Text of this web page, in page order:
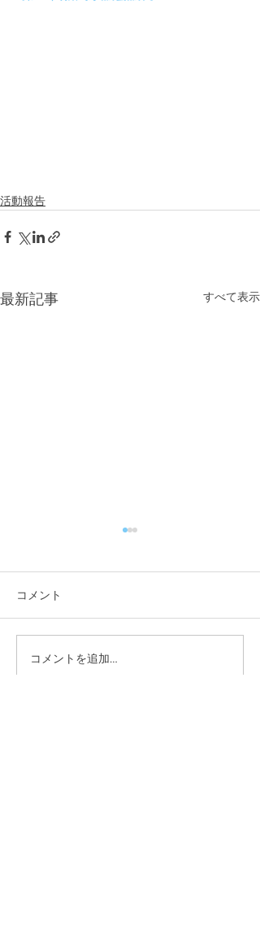
活動報告
最新記事 すべて表示
「佐藤純を囲む座談会･稲
コメント
コメントを追加…